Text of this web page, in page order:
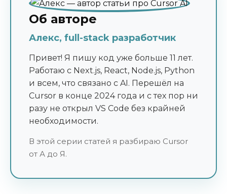
Об авторе
Алекс, full-stack разработчик
Привет! Я пишу код уже больше 11 лет.
Работаю с Next.js, React, Node.js, Python
и всем, что связано с AI. Перешёл на
Cursor в конце 2024 года и с тех пор ни
разу не открыл VS Code без крайней
необходимости.
В этой серии статей я разбираю Cursor
от А до Я.